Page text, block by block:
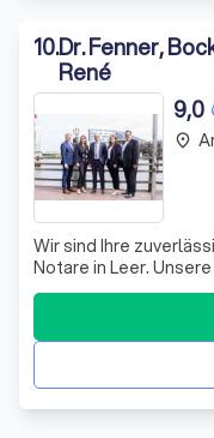
10.Dr. Fenner,
René
9,0
Wir sind Ihre
Notare in Leer.
wirtschaftlich
-änderungen. Obwohl
(Ostfriesland) ist,
place